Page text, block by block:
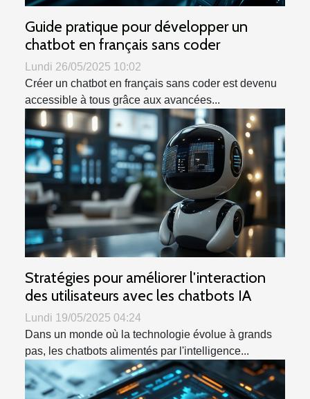
Guide pratique pour développer un
chatbot en français sans coder
Lundi 26/05/2025 10:02
Créer un chatbot en français sans coder est devenu
accessible à tous grâce aux avancées...
Stratégies pour améliorer l'interaction
des utilisateurs avec les chatbots IA
Lundi 19/05/2025 04:24
Dans un monde où la technologie évolue à grands
pas, les chatbots alimentés par l'intelligence...